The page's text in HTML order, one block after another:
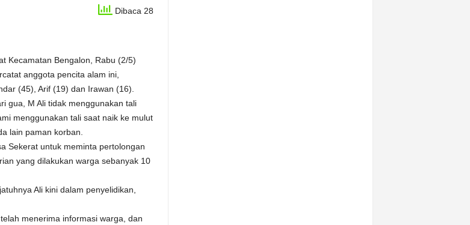
Dibaca 28
Kecamatan Bengalon, Rabu (2/5)
anggota pencita alam ini,
(45), Arif (19) dan Irawan (16).
gua, M Ali tidak menggunakan tali
menggunakan tali saat naik ke mulut
lain paman korban.
Sekerat untuk meminta pertolongan
yang dilakukan warga sebanyak 10
Ali kini dalam penyelidikan,
menerima informasi warga, dan